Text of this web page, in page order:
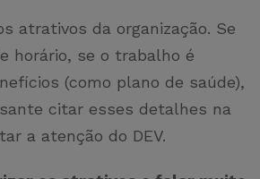
atrativos da organização. Se
horário, se o trabalho é
(como plano de saúde),
citar esses detalhes na
a atenção do DEV.